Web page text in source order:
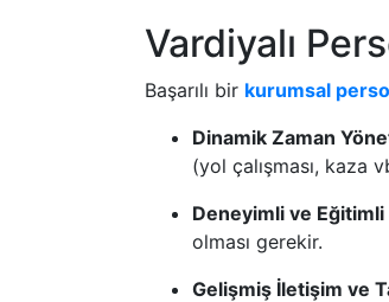
Vardiyalı
Başarılı bir kurumsal
Dinamik Zaman
(yol çalışması, kaza
Deneyimli ve
olması gerekir.
Gelişmiş İletişim ve